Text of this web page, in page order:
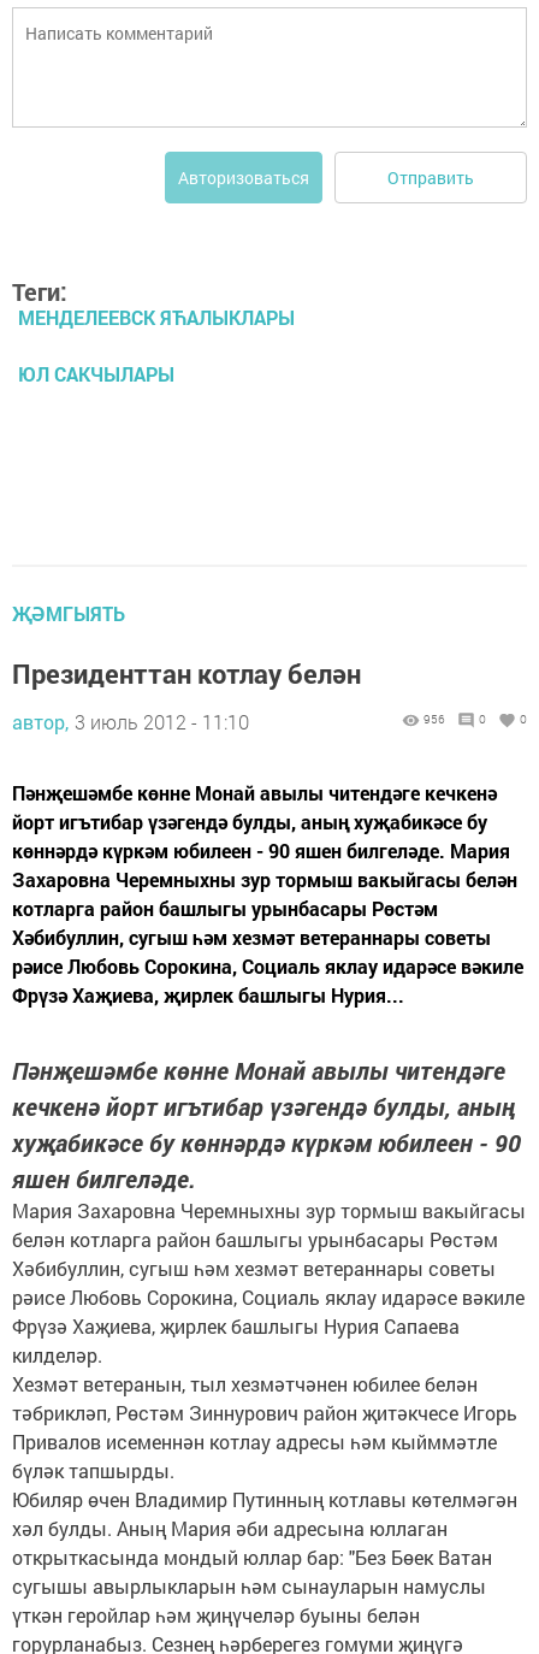
Авторизоваться Отправить
Теги:
МЕНДЕЛЕЕВСК ЯЋАЛЫКЛАРЫ
ЮЛ САКЧЫЛАРЫ
ҖӘМГЫЯТЬ
Президенттан котлау белән
автор, 3 июль 2012 - 11:10 956 0 0
Пәнҗешәмбе көнне Монай авылы читендәге кечкенә
йорт игътибар үзәгендә булды, аның хуҗабикәсе бу
көннәрдә күркәм юбилеен - 90 яшен билгеләде. Мария
Захаровна Черемныхны зур тормыш вакыйгасы белән
котларга район башлыгы урынбасары Рөстәм
Хәбибуллин, сугыш һәм хезмәт ветераннары советы
рәисе Любовь Сорокина, Социаль яклау идарәсе вәкиле
Фрүзә Хаҗиева, җирлек башлыгы Нурия...
Пәнҗешәмбе көнне Монай авылы читендәге
кечкенә йорт игътибар үзәгендә булды, аның
хуҗабикәсе бу көннәрдә күркәм юбилеен - 90
яшен билгеләде.
Мария Захаровна Черемныхны зур тормыш вакыйгасы
белән котларга район башлыгы урынбасары Рөстәм
Хәбибуллин, сугыш һәм хезмәт ветераннары советы
рәисе Любовь Сорокина, Социаль яклау идарәсе вәкиле
Фрүзә Хаҗиева, җирлек башлыгы Нурия Сапаева
килделәр.
Хезмәт ветеранын, тыл хезмәтчәнен юбилее белән
тәбрикләп, Рөстәм Зиннурович район җитәкчесе Игорь
Привалов исеменнән котлау адресы һәм кыйммәтле
бүләк тапшырды.
Юбиляр өчен Владимир Путинның котлавы көтелмәгән
хәл булды. Аның Мария әби адресына юллаган
открыткасында мондый юллар бар: "Без Бөек Ватан
сугышы авырлыкларын һәм сынауларын намуслы
үткән геройлар һәм җиңүчеләр буыны белән
горурланабыз. Сезнең һәрберегез гомуми җиңүгә